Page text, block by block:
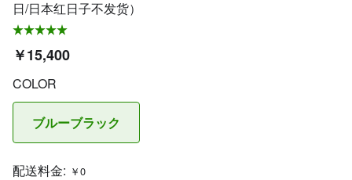
日/日本红日子不发货）
￥15,400
COLOR
ブルーブラック
配送料金: ￥0